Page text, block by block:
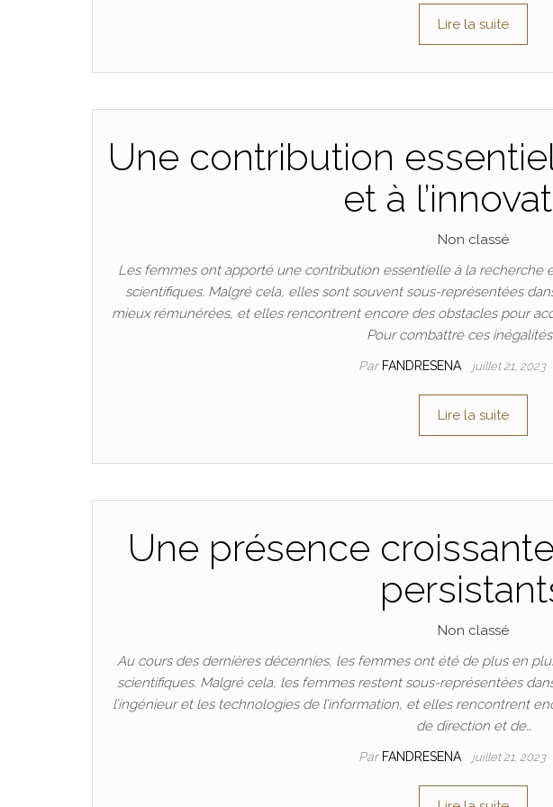
Lire la suite
Une contribution
et à
Non classé
Les femmes ont apporté une contribution essentielle à la recherche
scientifiques. Malgré cela, elles sont souvent sous-représentées
mieux rémunérées, et elles rencontrent encore des obstacles pour
Pour combattre ces
Par FANDRESENA juillet 21, 2023
Lire la suite
Une présence
Non classé
Au cours des dernières décennies, les femmes ont été de plus en
scientifiques. Malgré cela, les femmes restent sous-représentées
l’ingénieur et les technologies de l’information, et elles rencontrent
de direction et de…
Par FANDRESENA juillet 21, 2023